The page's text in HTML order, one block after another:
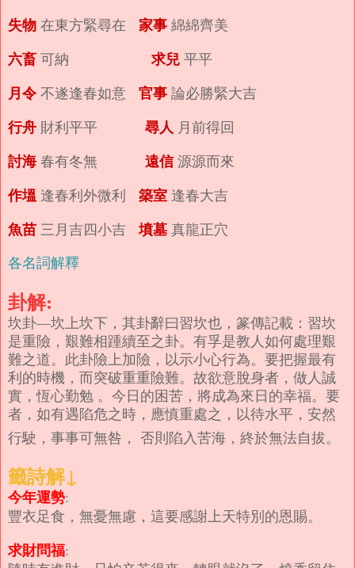
失物 在東方緊尋在 家事 綿綿齊美
六畜 可納 求兒 平平
月令不遂逢春如意 官事 論必勝緊大吉
行舟 財利平平 尋人 月前得回
討海 春有冬無 遠信源源而來
作塭 逢春利外微利 築室 逢春大吉
魚苗 三月吉四小吉墳墓 真龍正穴
各名詞解釋
卦解:
坎卦—坎上坎下，其卦辭曰習坎也，篆傳記載：習坎
是重險，艱難相踵續至之卦。有孚是教人如何處理艱
難之道。此卦險上加險，以示小心行為。要把握最有
利的時機，而突破重重險難。故欲意脫身者，做人誠
實，恆心勤勉 。今日的困苦，將成為來日的幸福。要
者，如有遇陷危之時，應慎重處之，以待水平，安然
行駛，事事可無咎， 否則陷入苦海，終於無法自拔。
籤詩解↓
今年運勢:
豐衣足食，無憂無慮，這要感謝上天特別的恩賜。
求財問福: